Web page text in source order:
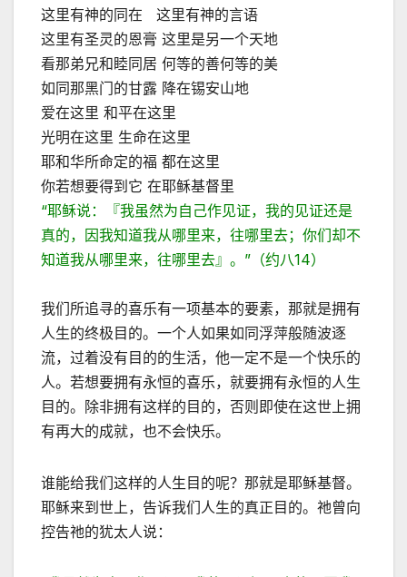
这里有神的同在 这里有神的言语
这里有圣灵的恩膏 这里是另一个天地
看那弟兄和睦同居 何等的善何等的美
如同那黑门的甘露 降在锡安山地
爱在这里 和平在这里
光明在这里 生命在这里
耶和华所命定的福 都在这里
你若想要得到它 在耶稣基督里
“耶稣说：『我虽然为自己作见证，我的见证还是
真的，因我知道我从哪里来，往哪里去；你们却不
知道我从哪里来，往哪里去』。”（约八14）
我们所追寻的喜乐有一项基本的要素，那就是拥有
人生的终极目的。一个人如果如同浮萍般随波逐
流，过着没有目的的生活，他一定不是一个快乐的
人。若想要拥有永恒的喜乐，就要拥有永恒的人生
目的。除非拥有这样的目的，否则即使在这世上拥
有再大的成就，也不会快乐。
谁能给我们这样的人生目的呢？那就是耶稣基督。
耶稣来到世上，告诉我们人生的真正目的。祂曾向
控告祂的犹太人说：